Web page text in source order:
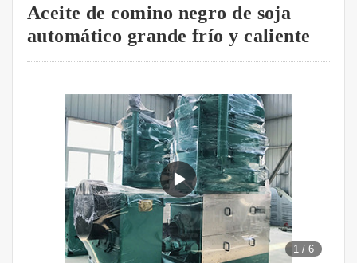
Aceite de comino negro de soja
automático grande frío y caliente
1 /6